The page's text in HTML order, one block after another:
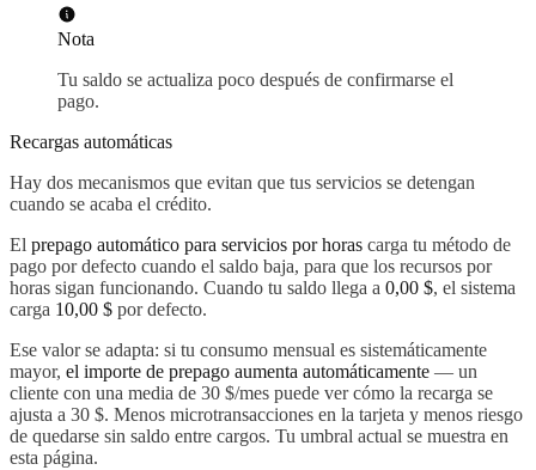
Nota
Tu saldo se actualiza poco después de confirmarse el
pago.
Recargas automáticas
Hay dos mecanismos que evitan que tus servicios se detengan
cuando se acaba el crédito.
El prepago automático para servicios por horas carga tu método de
pago por defecto cuando el saldo baja, para que los recursos por
horas sigan funcionando. Cuando tu saldo llega a 0,00 $, el sistema
carga 10,00 $ por defecto.
Ese valor se adapta: si tu consumo mensual es sistemáticamente
mayor, el importe de prepago aumenta automáticamente — un
cliente con una media de 30 $/mes puede ver cómo la recarga se
ajusta a 30 $. Menos microtransacciones en la tarjeta y menos riesgo
de quedarse sin saldo entre cargos. Tu umbral actual se muestra en
esta página.